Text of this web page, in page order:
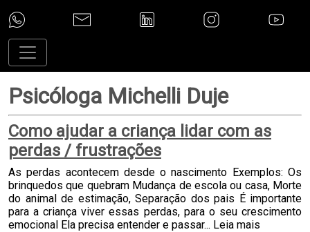
Psicóloga Michelli Duje
Como ajudar a criança lidar com as
perdas / frustrações
As perdas acontecem desde o nascimento Exemplos: Os
brinquedos que quebram Mudança de escola ou casa, Morte
do animal de estimação, Separação dos pais É importante
para a criança viver essas perdas, para o seu crescimento
emocional Ela precisa entender e passar... Leia mais